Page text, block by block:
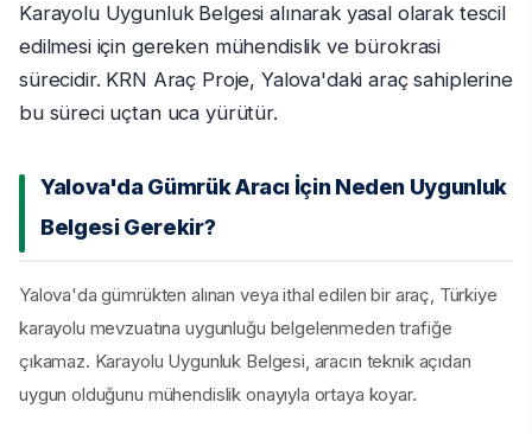
Karayolu Uygunluk Belgesi alınarak yasal olarak tescil
edilmesi için gereken mühendislik ve bürokrasi
sürecidir. KRN Araç Proje, Yalova'daki araç sahiplerine
bu süreci uçtan uca yürütür.
Yalova'da Gümrük Aracı İçin Neden Uygunluk
Belgesi Gerekir?
Yalova'da gümrükten alınan veya ithal edilen bir araç, Türkiye
karayolu mevzuatına uygunluğu belgelenmeden trafiğe
çıkamaz. Karayolu Uygunluk Belgesi, aracın teknik açıdan
uygun olduğunu mühendislik onayıyla ortaya koyar.